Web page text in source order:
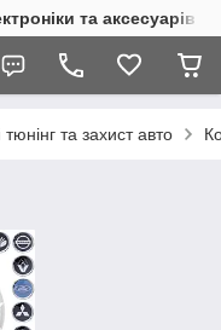
та аксесуарів в
тюнінг та захист авто